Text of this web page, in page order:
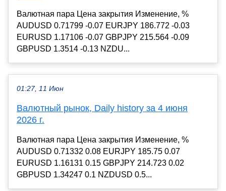
Валютная пара Цена закрытия Изменение, %
AUDUSD 0.71799 -0.07 EURJPY 186.772 -0.03
EURUSD 1.17106 -0.07 GBPJPY 215.564 -0.09
GBPUSD 1.3514 -0.13 NZDU...
01:27, 11 Июн
Валютный рынок, Daily history за 4 июня
2026 г.
Валютная пара Цена закрытия Изменение, %
AUDUSD 0.71332 0.08 EURJPY 185.75 0.07
EURUSD 1.16131 0.15 GBPJPY 214.723 0.02
GBPUSD 1.34247 0.1 NZDUSD 0.5...